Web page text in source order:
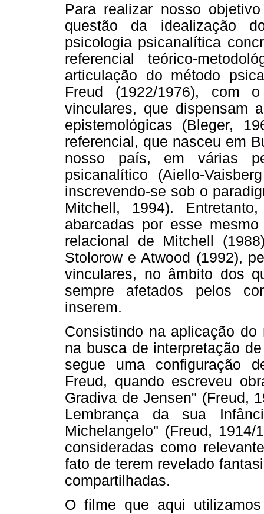
Para realizar nosso
questão da idealização
psicologia psicanalítica
referencial teórico-
articulação do método
Freud (1922/1976), com
vinculares, que dispensam
epistemológicas (Bleger,
referencial, que nasceu em
nosso país, em várias
psicanalítico (Aiello-
inscrevendo-se sob o
Mitchell, 1994).
abarcadas por esse
relacional de Mitchell
Stolorow e Atwood (1992),
vinculares, no âmbito dos
sempre afetados pelos
inserem.
Consistindo na aplicação
na busca de interpretação
segue uma configuração
Freud, quando escreveu
Gradiva de Jensen" (Freud,
Lembrança da sua
Michelangelo" (Freud,
consideradas como
fato de terem revelado
compartilhadas.
O filme que aqui